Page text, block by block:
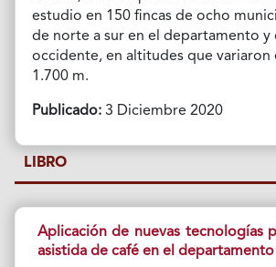
estudio en 150 fincas de ocho
de norte a sur en el departamento y
occidente, en altitudes que variaron
1.700 m.
Publicado:3 Diciembre 2020
LIBRO
Aplicación de nuevas tecnologías
asistida de café en el